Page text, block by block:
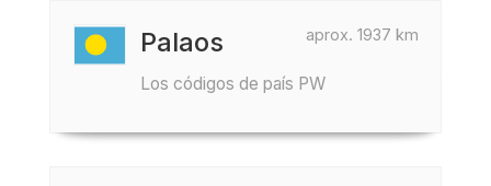
aprox. 1937 km
Palaos
Los códigos de país PW